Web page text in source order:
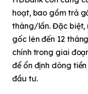
hoạt, bao gồm trả
tháng/lần. Đặc biệt,
gốc lên đến 12
chính trong giai
để ổn định dòng
đầu tư.